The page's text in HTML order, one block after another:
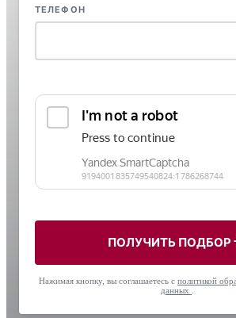
ТЕЛЕФОН
ПОЛУЧИТЬ ПОДБОР
Нажимая кнопку, вы соглашаетесь с политикой
данных